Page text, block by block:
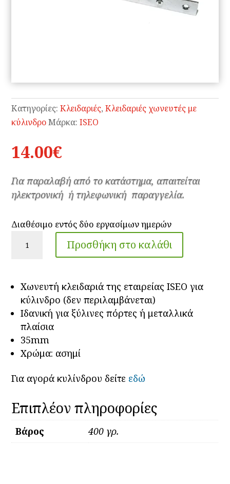
Κατηγορίες:Κλειδαριές,Κλειδαριές χωνευτές με
κύλινδρο Μάρκα:ISEO
14.00€
Για παραλαβή από το κατάστημα, απαιτείται
ηλεκτρονική ή τηλεφωνική παραγγελία.
Διαθέσιμο εντός δύο εργασίμων ημερών
χωνευτή
Προσθήκη στο καλάθι
Χωνευτή κλειδαριά της εταιρείας ISEO για
κύλινδρο (δεν περιλαμβάνεται)
Ιδανική για ξύλινες πόρτες ή μεταλλικά
πλαίσια
35mm
Χρώμα: ασημί
Για αγορά κυλίνδρου δείτε εδώ
Επιπλέον πληροφορίες
Βάρος 400 γρ.